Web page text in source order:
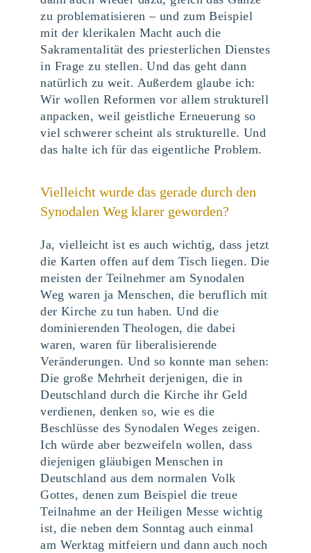
zu problematisieren – und zum Beispiel
mit der klerikalen Macht auch die
Sakramentalität des priesterlichen Dienstes
in Frage zu stellen. Und das geht dann
natürlich zu weit. Außerdem glaube ich:
Wir wollen Reformen vor allem strukturell
anpacken, weil geistliche Erneuerung so
viel schwerer scheint als strukturelle. Und
das halte ich für das eigentliche Problem.
Vielleicht wurde das gerade durch den
Synodalen Weg klarer geworden?
Ja, vielleicht ist es auch wichtig, dass jetzt
die Karten offen auf dem Tisch liegen. Die
meisten der Teilnehmer am Synodalen
Weg waren ja Menschen, die beruflich mit
der Kirche zu tun haben. Und die
dominierenden Theologen, die dabei
waren, waren für liberalisierende
Veränderungen. Und so konnte man sehen:
Die große Mehrheit derjenigen, die in
Deutschland durch die Kirche ihr Geld
verdienen, denken so, wie es die
Beschlüsse des Synodalen Weges zeigen.
Ich würde aber bezweifeln wollen, dass
diejenigen gläubigen Menschen in
Deutschland aus dem normalen Volk
Gottes, denen zum Beispiel die treue
Teilnahme an der Heiligen Messe wichtig
ist, die neben dem Sonntag auch einmal
am Werktag mitfeiern und dann auch noch